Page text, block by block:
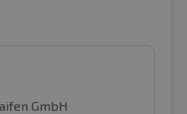
GmbH